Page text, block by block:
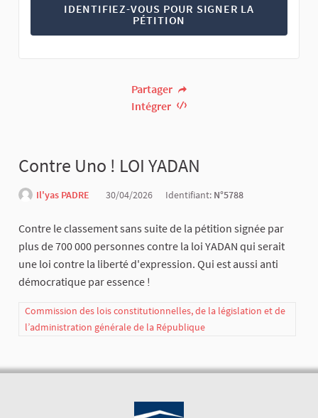
IDENTIFIEZ-VOUS POUR SIGNER LA
PÉTITION
Partager
Intégrer
Contre Uno ! LOI YADAN
Il'yas PADRE 30/04/2026 Identifiant: N°5788
Contre le classement sans suite de la pétition signée par
plus de 700 000 personnes contre la loi YADAN qui serait
une loi contre la liberté d'expression. Qui est aussi anti
démocratique par essence !
Commission des lois constitutionnelles, de la législation et de
l’administration générale de la République